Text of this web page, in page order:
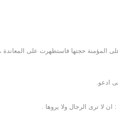
المؤمنة حجتها فاستظهرت على
ادعو.
لا ترى الرجال ولا يروها .